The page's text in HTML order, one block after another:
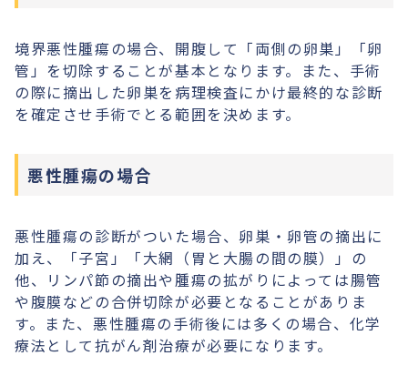
境界悪性腫瘍の場合、開腹して「両側の卵巣」「卵
管」を切除することが基本となります。また、手術
の際に摘出した卵巣を病理検査にかけ最終的な診断
を確定させ手術でとる範囲を決めます。
悪性腫瘍の場合
悪性腫瘍の診断がついた場合、卵巣・卵管の摘出に
加え、「子宮」「大網（胃と大腸の間の膜）」の
他、リンパ節の摘出や腫瘍の拡がりによっては腸管
や腹膜などの合併切除が必要となることがありま
す。また、悪性腫瘍の手術後には多くの場合、化学
療法として抗がん剤治療が必要になります。